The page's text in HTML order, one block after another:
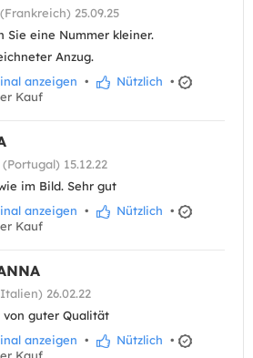
25.09.25
Sie eine Nummer kleiner.
Anzug.
anzeigen • Nützlich •
Kauf
15.12.22
im Bild. Sehr gut
anzeigen • Nützlich •
Kauf
26.02.22
von guter Qualität
anzeigen • Nützlich •